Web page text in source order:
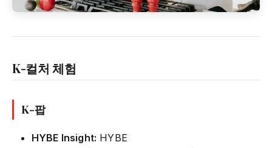
K-컬처 체험
K-팝
HYBE Insight: HYBE